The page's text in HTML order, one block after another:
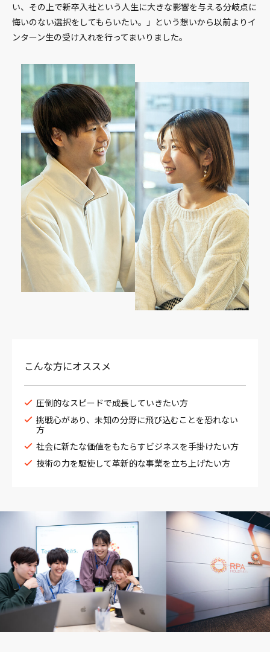
い、その上で新卒入社という人生に大きな影響を与える分岐点に
悔いのない選択をしてもらいたい。」という想いから以前よりイ
ンターン生の受け入れを行ってまいりました。
こんな方にオススメ
圧倒的なスピードで成長していきたい方
挑戦心があり、未知の分野に飛び込むことを恐れない
方
社会に新たな価値をもたらすビジネスを手掛けたい方
技術の力を駆使して革新的な事業を立ち上げたい方